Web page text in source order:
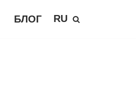
БЛОГ RU